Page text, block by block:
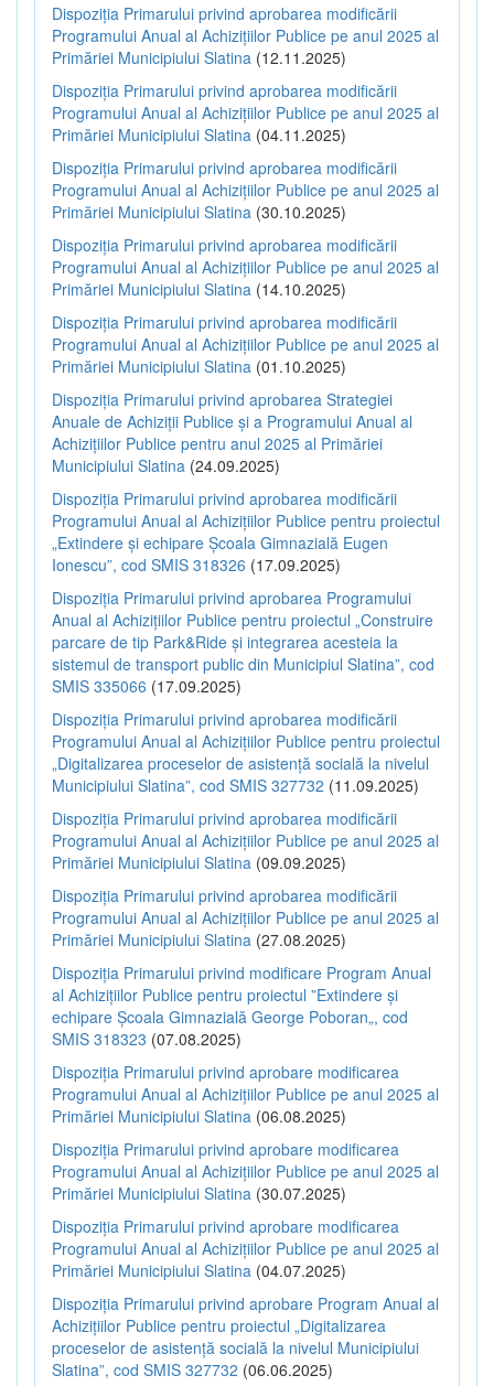
Dispoziția Primarului privind aprobarea modificării
Programului Anual al Achizițiilor Publice pe anul 2025 al
Primăriei Municipiului Slatina (12.11.2025)
Dispoziția Primarului privind aprobarea modificării
Programului Anual al Achizițiilor Publice pe anul 2025 al
Primăriei Municipiului Slatina (04.11.2025)
Dispoziția Primarului privind aprobarea modificării
Programului Anual al Achizițiilor Publice pe anul 2025 al
Primăriei Municipiului Slatina (30.10.2025)
Dispoziția Primarului privind aprobarea modificării
Programului Anual al Achizițiilor Publice pe anul 2025 al
Primăriei Municipiului Slatina (14.10.2025)
Dispoziția Primarului privind aprobarea modificării
Programului Anual al Achizițiilor Publice pe anul 2025 al
Primăriei Municipiului Slatina (01.10.2025)
Dispoziția Primarului privind aprobarea Strategiei
Anuale de Achiziții Publice și a Programului Anual al
Achizițiilor Publice pentru anul 2025 al Primăriei
Municipiului Slatina (24.09.2025)
Dispoziția Primarului privind aprobarea modificării
Programului Anual al Achizițiilor Publice pentru proiectul
„Extindere și echipare Școala Gimnazială Eugen
Ionescu”, cod SMIS 318326 (17.09.2025)
Dispoziția Primarului privind aprobarea Programului
Anual al Achizițiilor Publice pentru proiectul „Construire
parcare de tip Park&Ride și integrarea acesteia la
sistemul de transport public din Municipiul Slatina”, cod
SMIS 335066 (17.09.2025)
Dispoziția Primarului privind aprobarea modificării
Programului Anual al Achizițiilor Publice pentru proiectul
„Digitalizarea proceselor de asistență socială la nivelul
Municipiului Slatina”, cod SMIS 327732 (11.09.2025)
Dispoziția Primarului privind aprobarea modificării
Programului Anual al Achizițiilor Publice pe anul 2025 al
Primăriei Municipiului Slatina (09.09.2025)
Dispoziția Primarului privind aprobarea modificării
Programului Anual al Achizițiilor Publice pe anul 2025 al
Primăriei Municipiului Slatina (27.08.2025)
Dispoziția Primarului privind modificare Program Anual
al Achizițiilor Publice pentru proiectul ”Extindere și
echipare Școala Gimnazială George Poboran„, cod
SMIS 318323 (07.08.2025)
Dispoziția Primarului privind aprobare modificarea
Programului Anual al Achizițiilor Publice pe anul 2025 al
Primăriei Municipiului Slatina (06.08.2025)
Dispoziția Primarului privind aprobare modificarea
Programului Anual al Achizițiilor Publice pe anul 2025 al
Primăriei Municipiului Slatina (30.07.2025)
Dispoziția Primarului privind aprobare modificarea
Programului Anual al Achizițiilor Publice pe anul 2025 al
Primăriei Municipiului Slatina (04.07.2025)
Dispoziția Primarului privind aprobare Program Anual al
Achizițiilor Publice pentru proiectul „Digitalizarea
proceselor de asistență socială la nivelul Municipiului
Slatina”, cod SMIS 327732 (06.06.2025)